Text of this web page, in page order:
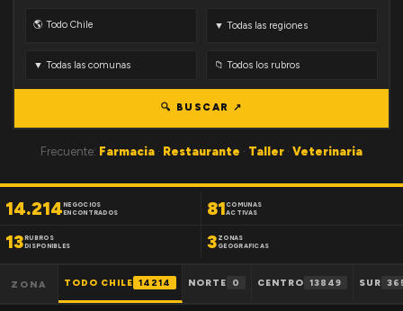
🔍 BUSCAR ↗
Frecuente: Farmacia · Restaurante · Taller · Veterinaria
14.214NEGOCIOS
ENCONTRADOS
81 COMUNAS
ACTIVAS
13RUBROS
DISPONIBLES
3 ZONAS
GEOGRAFICAS
ZONA TODO CHILE 14214 NORTE 0 CENTRO 13849 SUR